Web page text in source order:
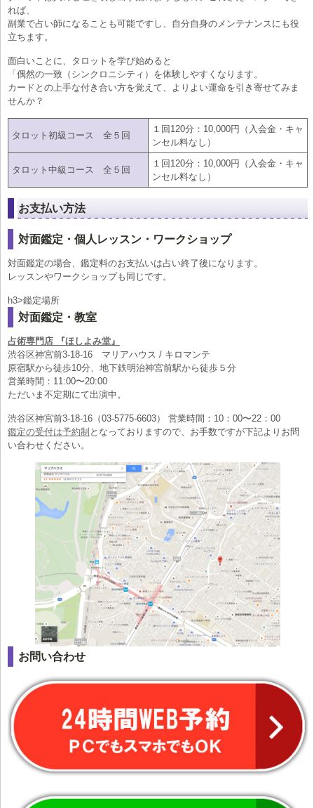
れば、
副業で占い師になることも可能ですし、自分自身のメンテナンスにも役
立ちます。
面白いことに、タロットを学び始めると
「偶然の一致（シンクロニシティ）を体験しやすくなります。
カードとの上手な付き合い方を覚えて、よりよい運命を引き寄せてみま
せんか？
タロット初級コース 全５回
１回120分：10,000円（入会金・キャ
ンセル料なし）
タロット中級コース 全５回
１回120分：10,000円（入会金・キャ
ンセル料なし）
お支払い方法
対面鑑定・個人レッスン・ワークショップ
対面鑑定の場合、鑑定料のお支払いは占い終了後になります。
レッスンやワークショップも同じです。
h3>鑑定場所
対面鑑定・教室
占術専門店 『ほしよみ堂』
渋谷区神宮前3-18-16 マリアハウス / キロマンテ
原宿駅から徒歩10分、地下鉄明治神宮前駅から徒歩５分
営業時間：11:00〜20:00
ただいま不定期にて出演中。
渋谷区神宮前3-18-16（03-5775-6603） 営業時間：10：00〜22：00
鑑定の受付は予約制 となっておりますので、お手数ですが下記よりお問
い合わせください。
お問い合わせ